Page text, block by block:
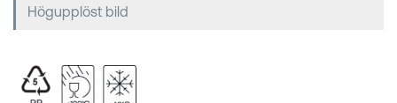
Högupplöst bild